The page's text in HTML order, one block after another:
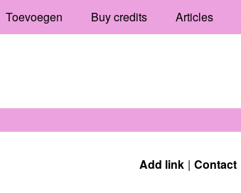
Toevoegen Buy credits Articles
Add link Contact